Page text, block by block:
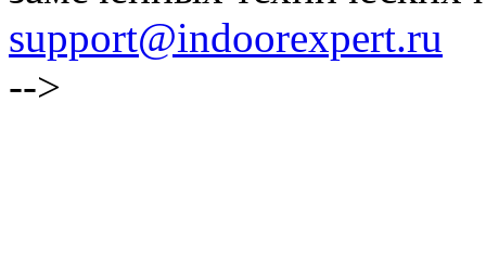
support@indoorexpert.ru
-->